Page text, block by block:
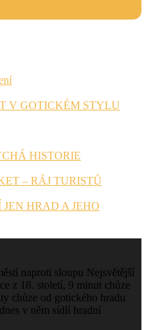
V GOTICKÉM STYLU
HISTORIE
– RÁJ TURISTŮ
HRAD A JEHO
naproti sloupu Nejsvětější
z 18. století, 9 minut chůze
chůze od gotického hradu
v něm sídlí hradní